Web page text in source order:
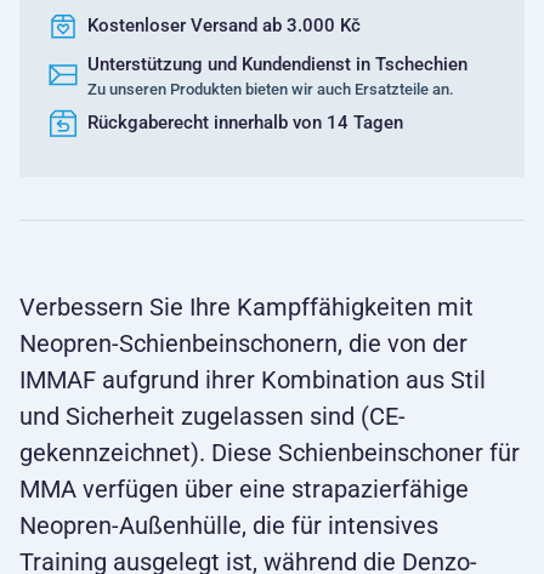
Kostenloser Versand ab 3.000 Kč
Unterstützung und Kundendienst in Tschechien
Zu unseren Produkten bieten wir auch Ersatzteile an.
Rückgaberecht innerhalb von 14 Tagen
Verbessern Sie Ihre Kampffähigkeiten mit
Neopren-Schienbeinschonern, die von der
IMMAF aufgrund ihrer Kombination aus Stil
und Sicherheit zugelassen sind (CE-
gekennzeichnet). Diese Schienbeinschoner für
MMA verfügen über eine strapazierfähige
Neopren-Außenhülle, die für intensives
Training ausgelegt ist, während die Denzo-